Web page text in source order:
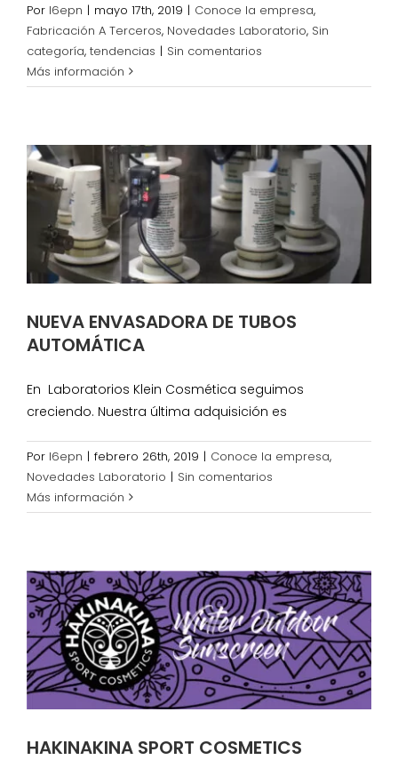
Por l6epn | mayo 17th, 2019 | Conoce la empresa,
Fabricación A Terceros, Novedades Laboratorio, Sin
categoría, tendencias | Sin comentarios
Más información
NUEVA ENVASADORA DE TUBOS
AUTOMÁTICA
En Laboratorios Klein Cosmética seguimos
creciendo. Nuestra última adquisición es
Por l6epn | febrero 26th, 2019 | Conoce la empresa,
Novedades Laboratorio | Sin comentarios
Más información
HAKINAKINA SPORT COSMETICS